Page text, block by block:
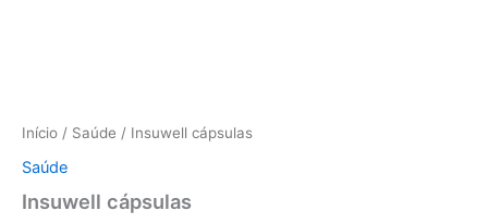
Início / Saúde / Insuwell cápsulas
Saúde
Insuwell cápsulas